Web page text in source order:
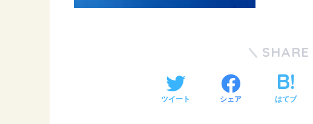
SHARE
ツイート シェア はてブ